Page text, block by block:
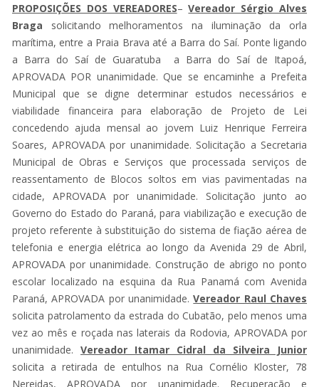
PROPOSIÇÕES DOS VEREADORES–Vereador Sérgio Alves
Braga solicitando melhoramentos na iluminação da orla
marítima, entre a Praia Brava até a Barra do Saí. Ponte ligando
a Barra do Saí de Guaratuba a Barra do Saí de Itapoá,
APROVADA POR unanimidade. Que se encaminhe a Prefeita
Municipal que se digne determinar estudos necessários e
viabilidade financeira para elaboração de Projeto de Lei
concedendo ajuda mensal ao jovem Luiz Henrique Ferreira
Soares, APROVADA por unanimidade. Solicitação a Secretaria
Municipal de Obras e Serviços que processada serviços de
reassentamento de Blocos soltos em vias pavimentadas na
cidade, APROVADA por unanimidade. Solicitação junto ao
Governo do Estado do Paraná, para viabilização e execução de
projeto referente à substituição do sistema de fiação aérea de
telefonia e energia elétrica ao longo da Avenida 29 de Abril,
APROVADA por unanimidade. Construção de abrigo no ponto
escolar localizado na esquina da Rua Panamá com Avenida
Paraná, APROVADA por unanimidade.Vereador Raul Chaves
solicita patrolamento da estrada do Cubatão, pelo menos uma
vez ao mês e roçada nas laterais da Rodovia, APROVADA por
unanimidade. Vereador Itamar Cidral da Silveira Junior
solicita a retirada de entulhos na Rua Cornélio Kloster, 78
Nereidas, APROVADA por unanimidade. Recuperação e